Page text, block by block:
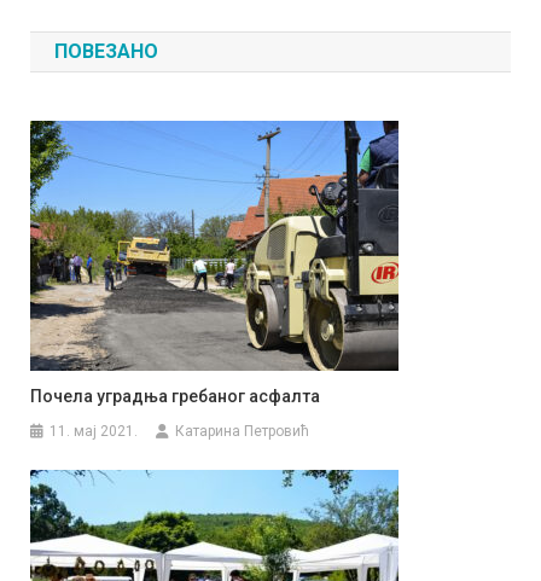
чланка
ПОВЕЗАНО
Почела уградња гребаног асфалта
11. мај 2021. Катарина Петровић